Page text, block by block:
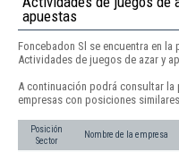
apuestas
Foncebadon Sl se encuentra en
Actividades de juegos de azar y
A continuación podrá consultar la
empresas con posiciones
Posición
Sector
Nombre de la empresa